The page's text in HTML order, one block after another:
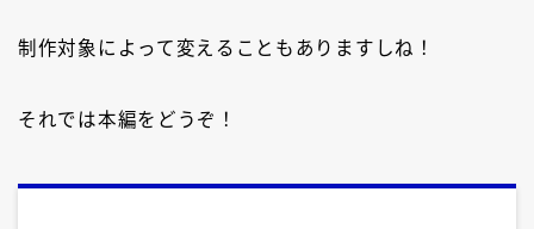
制作対象によって変えることもありますしね！
それでは本編をどうぞ！